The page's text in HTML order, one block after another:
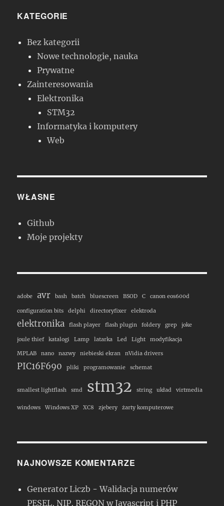
KATEGORIE
Bez kategorii
Nowe technologie, nauka
Prywatne
Zainteresowania
Elektronika
STM32
Informatyka i komputery
Web
WŁASNE
Github
Moje projekty
adobe avr bash batch bluescreen BSOD C canon eos600d
configuration bits delphi directoryfixer elektroda
elektronika flash player flash plugin foldery grep joke
joule thief katalogi Lamp latarka Led Light modyfikacja
MPLAB nano nazwy niebieski ekran nVidia drivers
PIC16F690 pliki programowanie schemat
smallest lightflash smd stm32 string układ virtmedia
windows Windows XP XC8 zjebery żarty komputerowe
NAJNOWSZE KOMENTARZE
Generator Liczb -Walidacja numerów
PESEL, NIP, REGON w Javascript i PHP